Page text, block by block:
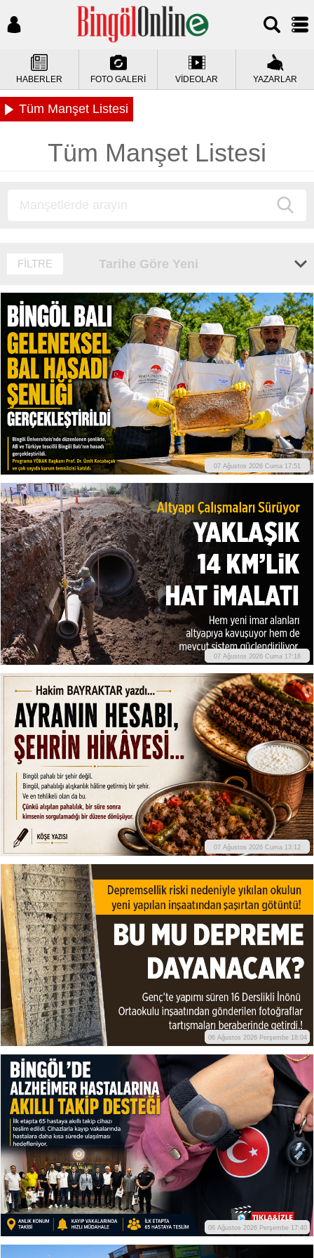
HABERLER FOTO GALERİ VİDEOLAR YAZARLAR
Tüm Manşet Listesi
Tüm Manşet Listesi
FİLTRE Tarihe Göre Yeni
07 Ağustos 2026 Cuma 17:51
07 Ağustos 2026 Cuma 17:18
07 Ağustos 2026 Cuma 13:12
06 Ağustos 2026 Perşembe 18:04
06 Ağustos 2026 Perşembe 17:40